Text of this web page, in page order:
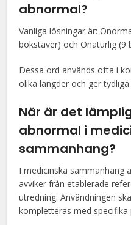
abnormal?
Vanliga lösningar är:
bokstäver) och Onaturlig (9
Dessa ord används ofta i
olika längder och ger
När är det
abnormal i
sammanhang?
I medicinska sammanhang
avviker från etablerade
utredning. Användningen
kompletteras med